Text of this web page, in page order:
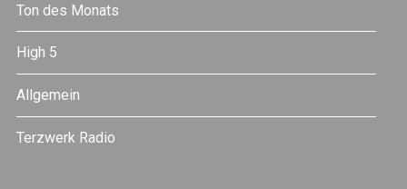
Ton des Monats
High 5
Allgemein
Terzwerk Radio